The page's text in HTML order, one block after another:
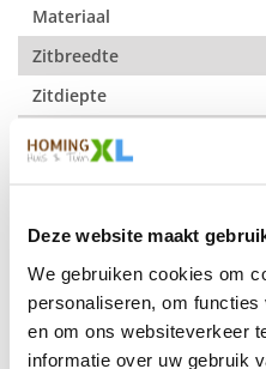
Deze website maakt
We gebruiken cookies om
personaliseren, om
en om ons websiteverkeer
informatie over uw gebruik
voldoende. Gebruik hiervoor
de meeste stofzuigers
dat de haren en de structuur
Toch een vlek? Vloeibare
zo snel mogelijk voorzichtig
gewoon verwijderd worden
doek.
Is de vlek reeds ingedroogd?
vlekresten met de hand of
Materiaal
Zitbreedte
Zitdiepte
Zithoogte
Zitkussens vulling
Lees meer